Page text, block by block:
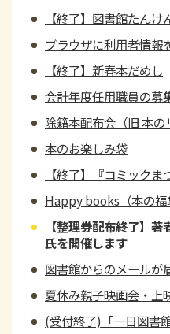
【終了】図書館たんけ
ブラウザに利用者情報
【終了】新春本だめし
会計年度任用職員の募
除籍本配布会（旧 本
本のお楽しみ袋
【終了】『コミック
Happy books（本の
【整理券配布終了】
氏を開催します
図書館からのメールが
夏休み親子映画会・上
(受付終了)「一日図書